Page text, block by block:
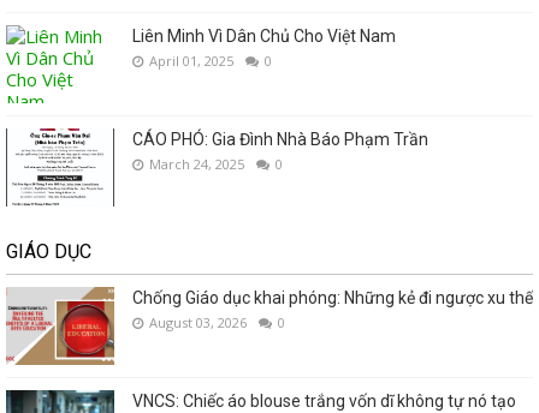
Liên Minh Vì Dân Chủ Cho Việt Nam
April 01, 2025 0
CÁO PHÓ: Gia Đình Nhà Báo Phạm Trần
March 24, 2025 0
GIÁO DỤC
Chống Giáo dục khai phóng: Những kẻ đi ngược xu thế
August 03, 2026 0
VNCS: Chiếc áo blouse trắng vốn dĩ không tự nó tạo